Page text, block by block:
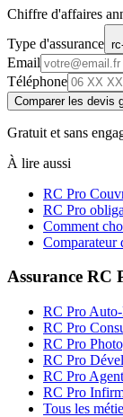
Chiffre d'affaires
Type d'assurance
Email
Téléphone
Comparer les devis
Gratuit et sans
À lire aussi
RC Pro
RC Pro
Comment
Comparateur
Assurance RC
RC Pro
RC Pro
RC Pro
RC Pro
RC Pro
RC Pro
Tous les